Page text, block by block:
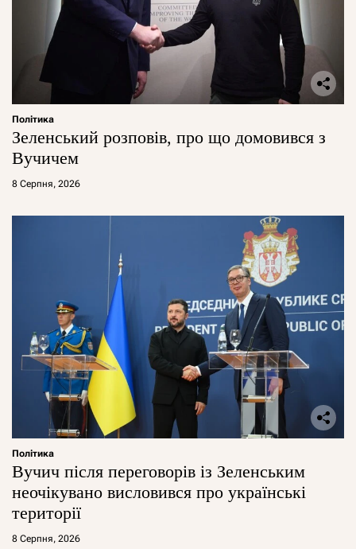
Політика
Зеленський розповів, про що домовився з
Вучичем
8 Серпня, 2026
Політика
Вучич після переговорів із Зеленським
неочікувано висловився про українські
території
8 Серпня, 2026